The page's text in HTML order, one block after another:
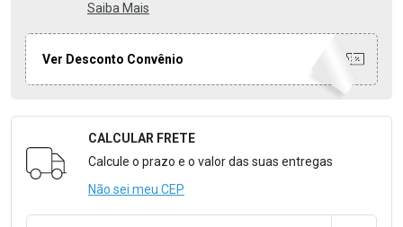
Saiba Mais
Ver Desconto Convênio
Formulário para Calcular o Frete
CALCULAR FRETE
Calcule o prazo e o valor das suas entregas
Não sei meu CEP